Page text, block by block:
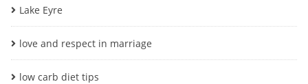
Lake Eyre
love and respect in marriage
low carb diet tips